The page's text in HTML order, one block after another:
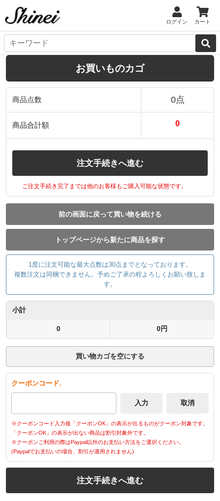
ログイン カート
お買いものカゴ
商品点数 0点
商品合計額 0
注文手続きへ進む
ご注文手続き完了までは他のお客様もご購入可能な状態です。
前の画面に戻って買い物を続ける
トップページから新たに商品を探す
1度に注文可能な最大点数は30点までとなっております。
複数注文は同梱できません。予めご了承の程よろしくお願い致しま
す。
小計
0 0円
買い物カゴを空にする
クーポンコード.
※クーポンコード入力後「クーポンOK」の表示が出るものがクーポン対象です。
「クーポンOK」の表示が出ない商品は割引対象外です。
※クーポンご利用の際はPaypal以外のお支払い方法をご選択ください。
(Paypalでお支払いの場合、割引が適用されません)
注文手続きへ進む